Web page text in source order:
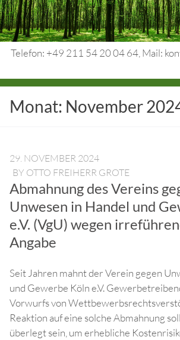
Skip
to
content
Telefon: +49 211 54 20 04 64, Mail:
Urheberrecht.
Rechtsschutz.
Monat: November
29. NOVEMBER 2024
BY OTTO FREIHERR GROTE
Abmahnung des Vereins
Unwesen in Handel und
e.V. (VgU) wegen
Angabe
Seit Jahren mahnt der Verein gegen
und Gewerbe Köln e.V.
Vorwurfs von
Reaktion auf eine solche Abmahnung
überlegt sein, um erhebliche